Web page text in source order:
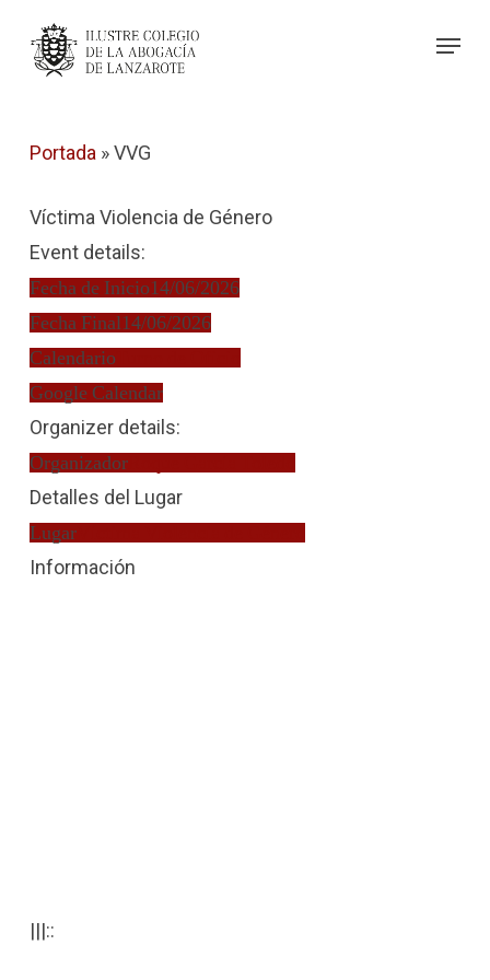
Menu
Portada »VVG
Víctima Violencia de Género
Event details:
Fecha de Inicio14/06/2026
Fecha Final 14/06/2026
Calendario
Google Calendar
Organizer details:
OrganizadorRoque García Toledo
Detalles del Lugar
LugarVíctima Violencia de Género
Información
|||::